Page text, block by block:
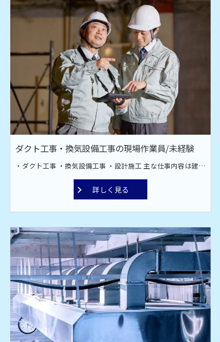
ダクト工事・換気設備工事の現場作業員/未経験
・ダクト工事 ・換気設備工事 ・設計施工 主な仕事内容は建設現場での空調設備工事です。オフィス、工場、飲食店、スーパーなどのダクト工場。 換気・排煙・空調などのダクト材の取り付け作業です。ダクト材接続・換気扇取り付け・ファン取付工事を行っております。 現場は全国対応！ 宮古島や甲子園近郊への出張もあります。
詳しく見る